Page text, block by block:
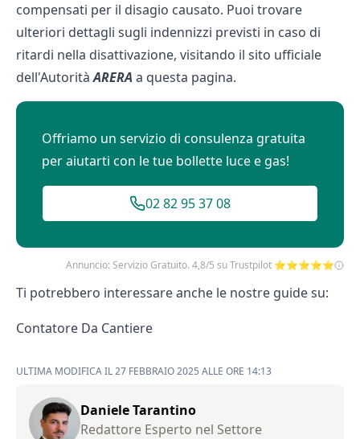
compensati per il disagio causato. Puoi trovare
ulteriori dettagli sugli indennizzi previsti in caso di
ritardi nella disattivazione, visitando il sito ufficiale
dell'AutoritàARERA a questa pagina.
Offriamo un servizio di consulenza gratuita
per aiutarti con le tue bollette luce e gas!
02 82 95 37 08
Annuncio: Servizio Gratuito. 4,8/5 su Trustpilot ⭐⭐⭐⭐⭐
Ti potrebbero interessare anche le nostre guide su:
Contatore Da Cantiere
ULTIMA MODIFICA IL 27 FEBBRAIO 2025 ALLE ORE 14:13
Daniele Tarantino
Redattore Esperto nel Settore